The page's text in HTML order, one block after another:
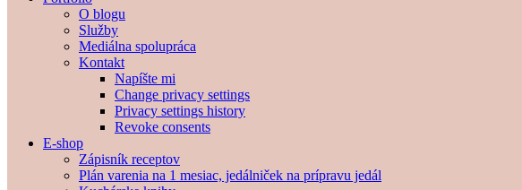
O blogu
Služby
Mediálna spolupráca
Kontakt
Napíšte mi
Change privacy settings
Privacy settings history
Revoke consents
E-shop
Zápisník receptov
Plán varenia na 1 mesiac, jedálniček na prípravu jedál